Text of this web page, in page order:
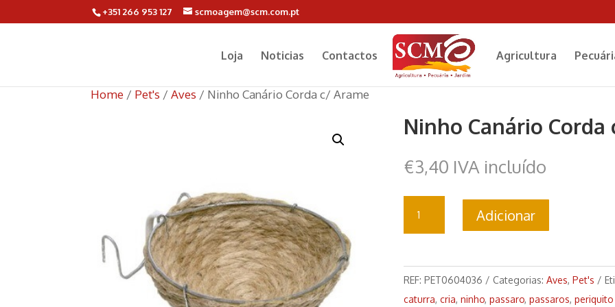
+351 266 953 127 scmoagem@scm.com.pt
Loja Noticias Contactos Agricultura
Home / Pet's / Aves / Ninho Canário Corda c/ Arame
Ninho Canário Corda
€3,40 IVA incluído
Quantidade
de
Canário
Corda
c/
Adicionar
REF: PET0604036 Categorias: Aves, Pet's
caturra, cria, ninho, passaro, passaros, periquito